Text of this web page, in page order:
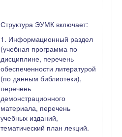
Структура ЭУМК включает:
1. Информационный раздел
(учебная программа по
дисциплине, перечень
обеспеченности литературой
(по данным библиотеки),
перечень
демонстрационного
материала, перечень
учебных изданий,
тематический план лекций.